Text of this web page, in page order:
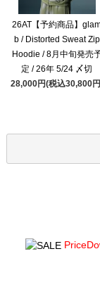
26AT【予約商品】
b / Distorted Sweat Zip
Hoodie / 8月中旬発売
定 / 26年 5/24 〆切
28,000円(税込30,800